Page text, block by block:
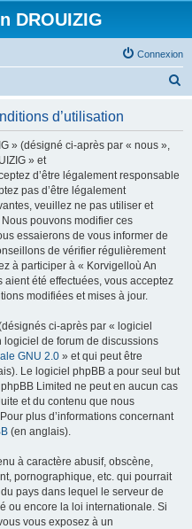
DROUIZIG
Connexion
d’utilisation
» (désigné ci-après par « nous »,
» et
d’être légalement responsable
pas d’être légalement
veuillez ne pas utiliser et
pouvons modifier ces
essaierons de vous informer de
de vérifier régulièrement
à participer à « Korvigelloù An
aient été effectuées, vous acceptez
modifiées et mises à jour.
ci-après par « logiciel
logiciel de forum de discussions
GNU 2.0 » et qui peut être
Le logiciel phpBB a pour seul but
Limited ne peut en aucun cas
et du contenu que nous
plus d’informations concernant
(en anglais).
à caractère abusif, obscène,
pornographique, etc. qui pourrait
pays dans lequel le serveur de
ou encore la loi internationale. Si
vous exposez à un